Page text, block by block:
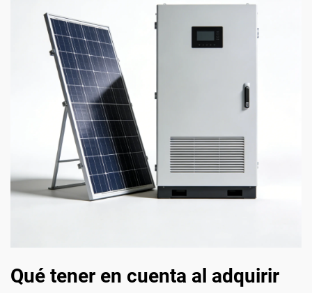
Qué tener en cuenta al adquirir